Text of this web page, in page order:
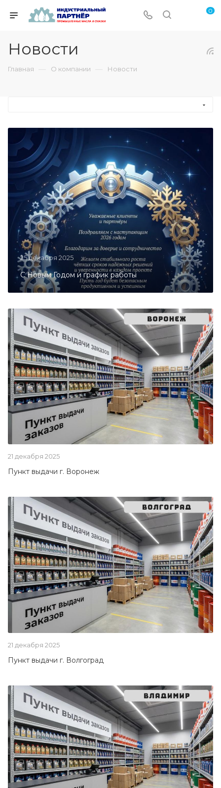
0
Новости
Главная — О компании — Новости
25 декабря 2025
С Новым Годом и график работы
21 декабря 2025
Пункт выдачи г. Воронеж
21 декабря 2025
Пункт выдачи г. Волгоград